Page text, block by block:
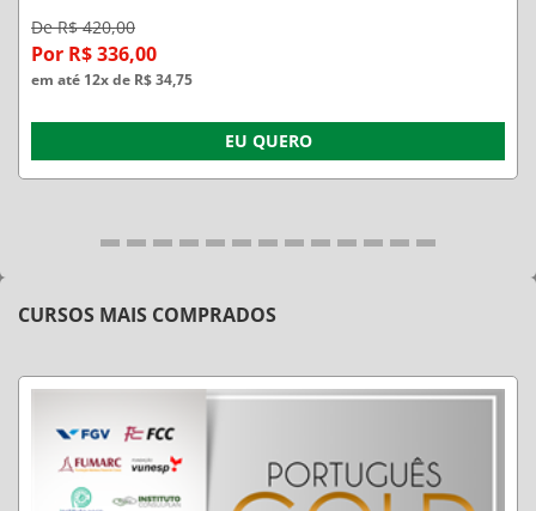
De R$ 420,00
Por R$ 336,00
em até 12x de R$ 34,75
EU QUERO
CURSOS MAIS COMPRADOS